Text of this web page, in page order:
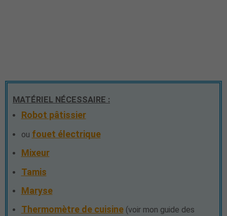
MATÉRIEL NÉCESSAIRE :
Robot pâtissier
ou fouet électrique
Mixeur
Tamis
Maryse
Thermomètre de cuisine(voir mon guide des